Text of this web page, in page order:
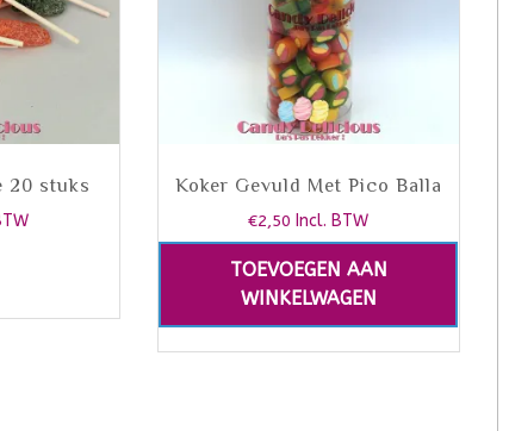
20 stuks Koker Gevuld Met Pico Balla
€2,50 Incl. BTW
TOEVOEGEN AAN
WINKELWAGEN